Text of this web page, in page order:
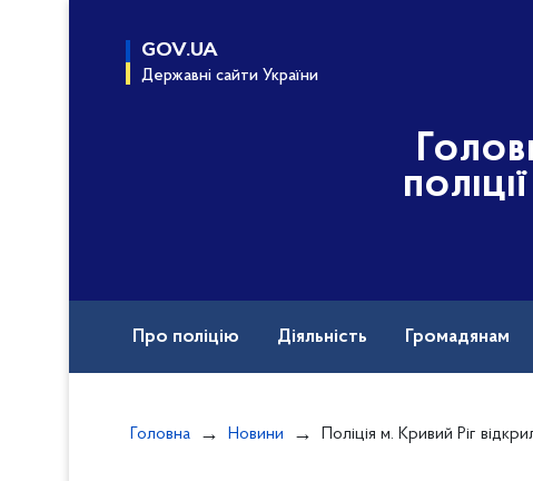
GOV.UA
Державні сайти України
Про поліцію Діяльність Громадянам
Головна Новини Поліція м. Кривий Ріг відкрила кримінальне провадження за фактом нанесення